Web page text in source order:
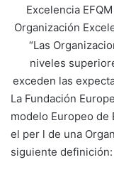
Excelencia
Organización
“Las
niveles
exceden las
La Fundación
modelo Europeo de
el per l de una
siguiente definición: